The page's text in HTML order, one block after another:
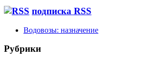
подписка RSS
Водовозы: назначение
Рубрики